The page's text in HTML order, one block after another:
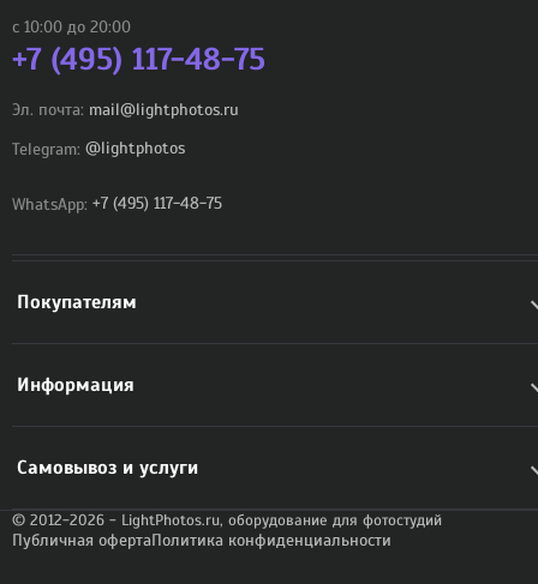
с 10:00 до 20:00
+7 (495) 117-48-75
Эл. почта: mail@lightphotos.ru
Telegram: @lightphotos
WhatsApp: +7 (495) 117-48-75
Покупателям
Информация
Самовывоз и услуги
© 2012-2026 - LightPhotos.ru, оборудование для фотостудий
Публичная офертаПолитика конфиденциальности